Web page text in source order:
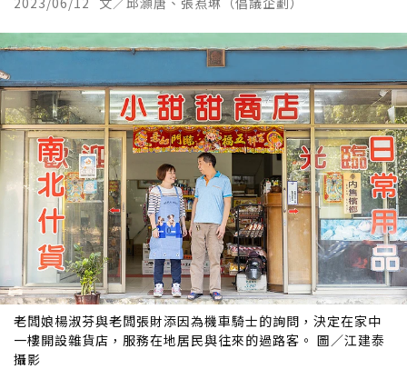
老闆娘楊淑芬與老闆張財添因為機車騎士的詢問，決定在家中
一樓開設雜貨店，服務在地居民與往來的過路客。 圖／江建泰
攝影